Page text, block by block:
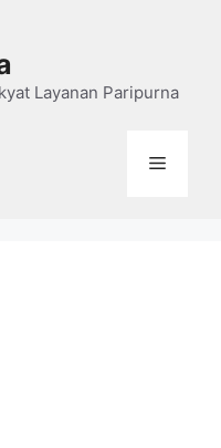
Layanan Paripurna
Menu